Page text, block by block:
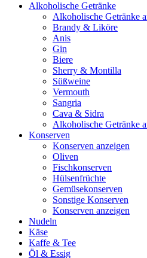
Alkoholische Getränke
Alkoholische Getränke
Brandy & Liköre
Anis
Gin
Biere
Sherry & Montilla
Süßweine
Vermouth
Sangria
Cava & Sidra
Alkoholische Getränke
Konserven
Konserven anzeigen
Oliven
Fischkonserven
Hülsenfrüchte
Gemüsekonserven
Sonstige Konserven
Konserven anzeigen
Nudeln
Käse
Kaffe & Tee
Öl & Essig